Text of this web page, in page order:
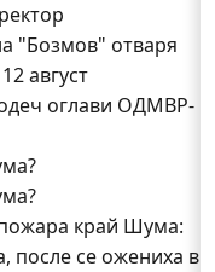
"Бозмов" отваря
август
оглави ОДМВР-
сред първите
Шума (СНИМКИ)
Годеч благодари
пожара край Шума:
после се ожениха в